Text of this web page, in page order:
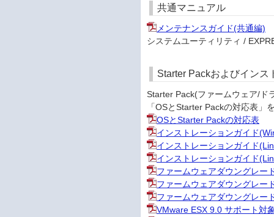
共通マニュアル
メンテナンスガイド(共通編)
システムユーティリティ /
Starter Packおよびインス
Starter Pack(ファームウェア/ド
「OSとStarter Packの対応表」
OSとStarter Packの対応表
インストレーションガイド
インストレーションガイド
インストレーションガイド
ファームウェアダウングレー
ファームウェアダウングレー
ファームウェアダウングレー
VMware ESX 9.0 サポート対